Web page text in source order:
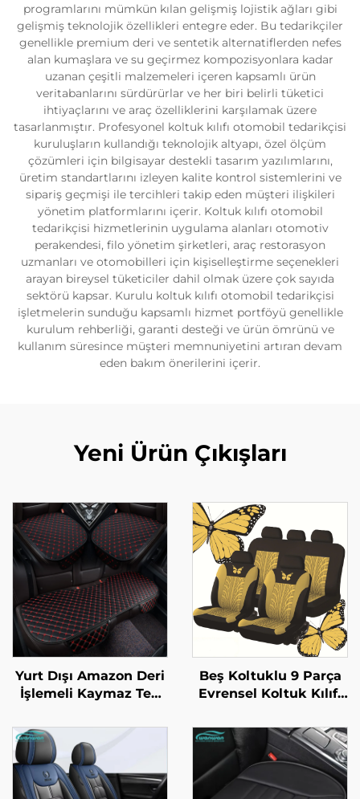
programlarını mümkün kılan gelişmiş lojistik ağları gibi
gelişmiş teknolojik özellikleri entegre eder. Bu tedarikçiler
genellikle premium deri ve sentetik alternatiflerden nefes
alan kumaşlara ve su geçirmez kompozisyonlara kadar
uzanan çeşitli malzemeleri içeren kapsamlı ürün
veritabanlarını sürdürürlar ve her biri belirli tüketici
ihtiyaçlarını ve araç özelliklerini karşılamak üzere
tasarlanmıştır. Profesyonel koltuk kılıfı otomobil tedarikçisi
kuruluşların kullandığı teknolojik altyapı, özel ölçüm
çözümleri için bilgisayar destekli tasarım yazılımlarını,
üretim standartlarını izleyen kalite kontrol sistemlerini ve
sipariş geçmişi ile tercihleri takip eden müşteri ilişkileri
yönetim platformlarını içerir. Koltuk kılıfı otomobil
tedarikçisi hizmetlerinin uygulama alanları otomotiv
perakendesi, filo yönetim şirketleri, araç restorasyon
uzmanları ve otomobilleri için kişiselleştirme seçenekleri
arayan bireysel tüketiciler dahil olmak üzere çok sayıda
sektörü kapsar. Kurulu koltuk kılıfı otomobil tedarikçisi
işletmelerin sunduğu kapsamlı hizmet portföyü genellikle
kurulum rehberliği, garanti desteği ve ürün ömrünü ve
kullanım süresince müşteri memnuniyetini artıran devam
eden bakım önerilerini içerir.
Yeni Ürün Çıkışları
Yurt Dışı Amazon Deri
İşlemeli Kaymaz Tek
Dört Mevsim Evrensel
Bağlamasız Dört Parça
Yastık
Beş Koltuklu 9 Parça
Evrensel Koltuk Kılıfı
Kelebek Basma Süreci
Tasarımı Yabancı
Ülkeler İçin Deri